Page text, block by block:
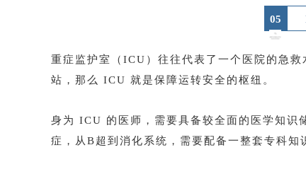
05
重症监护室（ICU）往往代表了一个医院的急
站，那么 ICU 就是保障运转安全的枢纽。
身为 ICU 的医师，需要具备较全面的医学知识
症，从B超到消化系统，需要配备一整套专科知